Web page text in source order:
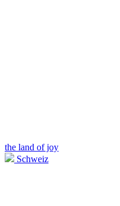
the land of joy
Schweiz